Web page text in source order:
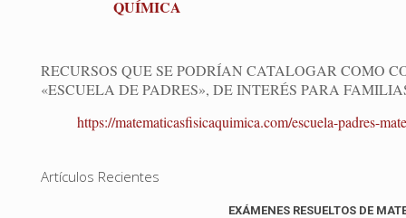
QUÍMICA
RECURSOS QUE SE PODRÍAN CATALOGAR COMO
«ESCUELA DE PADRES», DE INTERÉS PARA
https://matematicasfisicaquimica.com/escuela-padres-
Artículos Recientes
EXÁMENES RESUELTOS DE